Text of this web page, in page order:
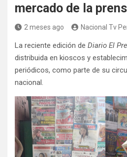
mercado de la
2 meses ago Nacional Tv
La reciente edición de Diario El
distribuida en kioscos y
periódicos, como parte de su
nacional.